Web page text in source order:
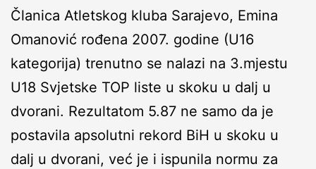
Članica Atletskog kluba Sarajevo, Emina
Omanović rođena 2007. godine (U16
kategorija) trenutno se nalazi na 3.mjestu
U18 Svjetske TOP liste u skoku u dalj u
dvorani. Rezultatom 5.87 ne samo da je
postavila apsolutni rekord BiH u skoku u
dalj u dvorani, već je i ispunila normu za